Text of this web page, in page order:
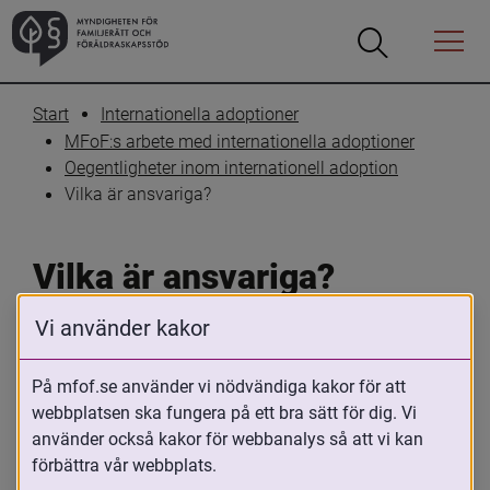
Öppna
Öppna
Menyn
Start
Internationella adoptioner
MFoF:s arbete med internationella adoptioner
Oegentligheter inom internationell adoption
Vilka är ansvariga?
Vilka är ansvariga?
Skriv ut
Ansvaret för att en internationell adoption
ska gå rätt till ligger på ett flertal olika
aktörer. Barnets hemland ansvarar för
Vi använder kakor
På mfof.se använder vi nödvändiga kakor för att
webbplatsen ska fungera på ett bra sätt för dig. Vi
använder också kakor för webbanalys så att vi kan
förbättra vår webbplats.